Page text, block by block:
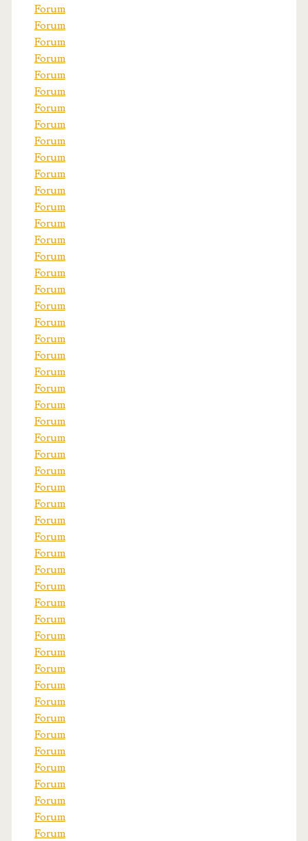
Forum
Forum
Forum
Forum
Forum
Forum
Forum
Forum
Forum
Forum
Forum
Forum
Forum
Forum
Forum
Forum
Forum
Forum
Forum
Forum
Forum
Forum
Forum
Forum
Forum
Forum
Forum
Forum
Forum
Forum
Forum
Forum
Forum
Forum
Forum
Forum
Forum
Forum
Forum
Forum
Forum
Forum
Forum
Forum
Forum
Forum
Forum
Forum
Forum
Forum
Forum